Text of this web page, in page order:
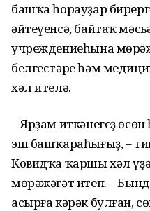
башҡа һорауҙар
әйтеүенсә, байтаҡ
учреждениеһына
белгестәре һәм
хәл ителә.
– Ярҙам иткәнегеҙ
эш башҡараһығыҙ, –
Ковидҡа ҡаршы хәл
мөрәжәғәт итеп. –
асырға кәрәк булған,